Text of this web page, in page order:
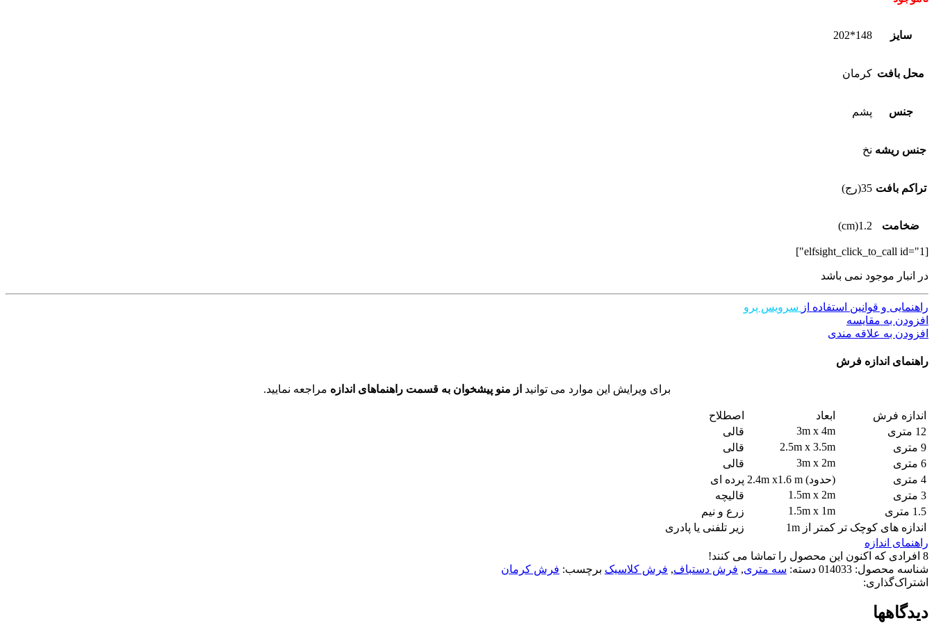
سایز 148*202
محل بافت کرمان
جنس پشم
جنس ریشه نخ
تراکم بافت 35(رج)
ضخامت 1.2(cm)
[elfsight_click_to_call id="1"]
در انبار موجود نمی باشد
راهنمایی و قوانین استفاده از سرویس پرو
افزودن به مقایسه
افزودن به علاقه مندی
راهنمای اندازه فرش
برای ویرایش این موارد می توانید از منو پیشخوان به قسمت راهنماهای اندازه مراجعه نمایید.
اندازه فرش ابعاد
اصطلاح
12 متری
3m x 4m
قالی
9 متری
2.5m x 3.5m
قالی
6 متری
3m x 2m
قالی
4 متری
(حدود) 2.4m x1.6 m
پرده ای
3 متری
1.5m x 2m
قالیچه
1.5 متری
1.5m x 1m
زرع و نیم
اندازه های کوچک تر کمتر از 1m
زیر تلفنی یا پادری
راهنمای اندازه
8 افرادی که اکنون این محصول را تماشا می کنند!
شناسه محصول: 014033 دسته: سه متری, فرش دستباف, فرش کلاسیک برچسب: فرش کرمان
اشتراک‌گذاری:
دیدگاهها